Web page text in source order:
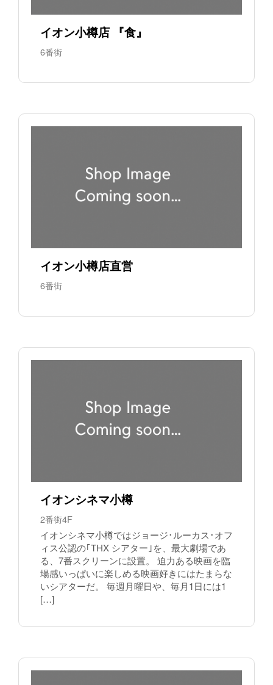
イオン小樽店 『食』
6番街
イオン小樽店直営
6番街
イオンシネマ小樽
2番街4F
イオンシネマ小樽ではジョージ･ルーカス･オフ
ィス公認の｢THX シアター｣を、最大劇場であ
る、7番スクリーンに設置。 迫力ある映画を臨
場感いっぱいに楽しめる映画好きにはたまらな
いシアターだ。 毎週月曜日や、毎月1日には1
[…]